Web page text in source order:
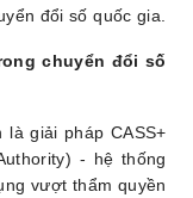
đổi số quốc gia.
chuyển đổi số
giải pháp CASS+
- hệ thống
vượt thẩm quyền